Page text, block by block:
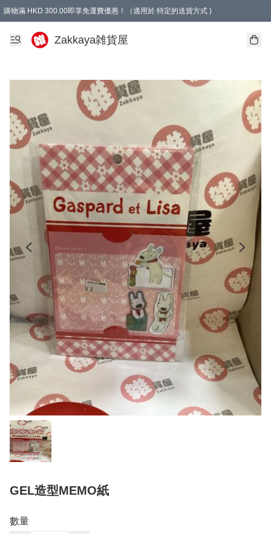
購物滿 HKD 300.00即享免運費優惠！（適用於 特定的送貨方式 )
Zakkaya雑貨屋
GEL造型MEMO紙
數量